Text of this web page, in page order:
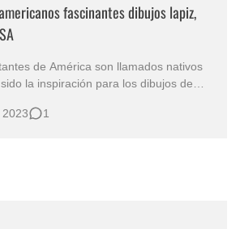
fascinantes dibujos lapiz,
de América son llamados nativos
1